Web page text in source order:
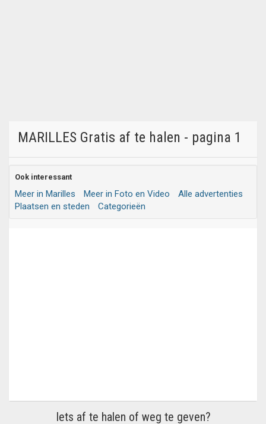
MARILLES Gratis af te halen - pagina 1
Ook interessant
Meer in Marilles Meer in Foto en Video
Alle advertenties
Plaatsen en steden
Categorieën
Iets af te halen of weg te geven?